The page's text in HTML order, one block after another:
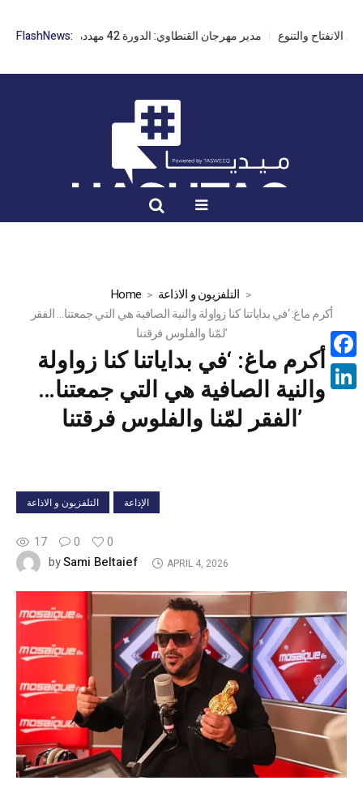
FlashNews: مدير مهرجان القنطاوي: الدورة 42 مهددة بسبب تأخر التراخيص
Home
التلفزيون و الاذاعة
أكرم ماغ: ‘في بداياتنا كنا زواولة والنية الصافية هي التي جمعتنا… الفقر
لمّنا والفلوس فرقتنا’
أكرم ماغ: ‘في بداياتنا كنا زواولة
والنية الصافية هي التي جمعتنا…
الفقر لمّنا والفلوس فرقتنا’
التلفزيون و الاذاعة الإذاعة
17 0
0
bySami Beltaief APRIL 4, 2026